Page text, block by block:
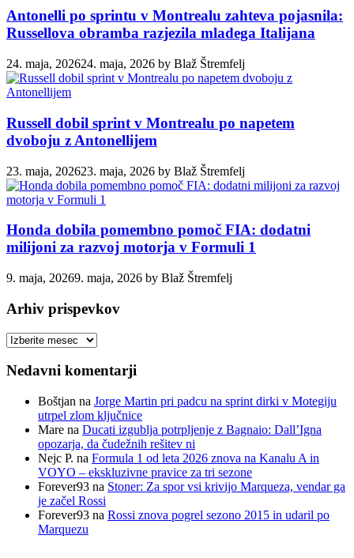
Antonelli po sprintu v Montrealu zahteva pojasnila:
Russellova obramba razjezila mladega Italijana
24. maja, 202624. maja, 2026 by Blaž Štremfelj
Russell dobil sprint v Montrealu po napetem
dvoboju z Antonellijem
23. maja, 202623. maja, 2026 by Blaž Štremfelj
Honda dobila pomembno pomoč FIA: dodatni
milijoni za razvoj motorja v Formuli 1
9. maja, 20269. maja, 2026 by Blaž Štremfelj
Arhiv prispevkov
Arhiv
Nedavni komentarji
Boštjan na Jorge Martin pri padcu na sprint dirki v Motegiju
utrpel zlom ključnice
Mare na Ducati izgublja potrpljenje z Bagnaio: Dall’Igna
opozarja, da čudežnih rešitev ni
Nejc P. na Formula 1 od leta 2026 znova na Kanalu A in
VOYO – ekskluzivne pravice za tri sezone
Forever93 na Stoner: Za spor vsi krivijo Marqueza, vendar ga
je začel Rossi
Forever93 na Rossi znova pogrel sezono 2015 in udaril po
Marquezu